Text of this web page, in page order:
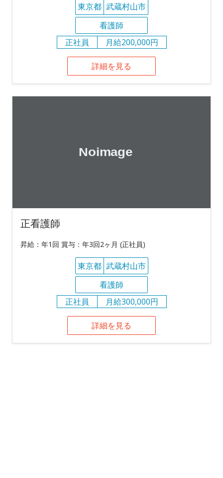
東京都 武蔵村山市
看護師
正社員
月給200,000円
詳細を見る
正看護師
昇給：年1回 賞与：年3回2ヶ月 (正社員)
東京都 武蔵村山市
看護師
正社員
月給300,000円
詳細を見る